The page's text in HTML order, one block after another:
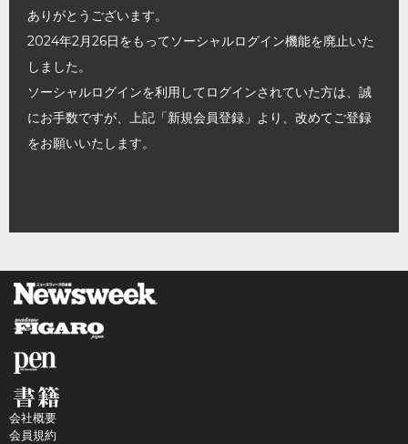
ありがとうございます。
2024年2月26日をもってソーシャルログイン機能を廃止いた
しました。
ソーシャルログインを利用してログインされていた方は、誠
にお手数ですが、上記「新規会員登録」より、改めてご登録
をお願いいたします。
会社概要
会員規約